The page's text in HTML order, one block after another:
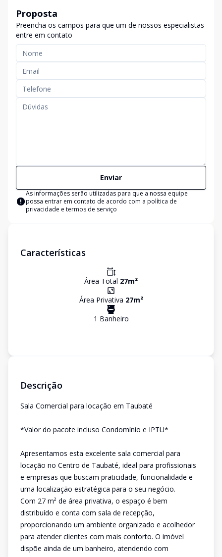
Proposta
Preencha os campos para que um de nossos especialistas
entre em contato
Enviar
As informações serão utilizadas para que a nossa equipe
possa entrar em contato de acordo com a política de
privacidade e termos de serviço
Características
Área Total 27m²
Área Privativa 27m²
1 Banheiro
Descrição
Sala Comercial para locação em Taubaté
*Valor do pacote incluso Condomínio e IPTU*
Apresentamos esta excelente sala comercial para
locação no Centro de Taubaté, ideal para profissionais
e empresas que buscam praticidade, funcionalidade e
uma localização estratégica para o seu negócio.
Com 27 m² de área privativa, o espaço é bem
distribuído e conta com sala de recepção,
proporcionando um ambiente organizado e acolhedor
para atender clientes com mais conforto. O imóvel
dispõe ainda de um banheiro, atendendo com